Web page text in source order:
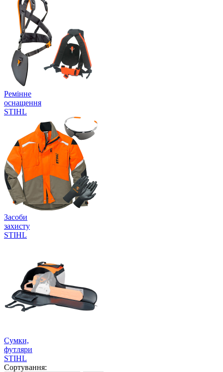
Ремінне
оснащення
STIHL
Засоби
захисту
STIHL
Сумки,
футляри
STIHL
Сортування: